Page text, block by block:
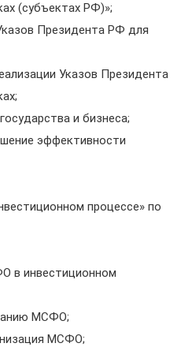
(субъектах РФ)»;
Президента РФ для
Указов Президента
и бизнеса;
эффективности
процессе» по
в инвестиционном
МСФО;
МСФО;